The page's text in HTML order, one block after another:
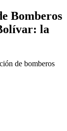
Bomberos
la
de bomberos